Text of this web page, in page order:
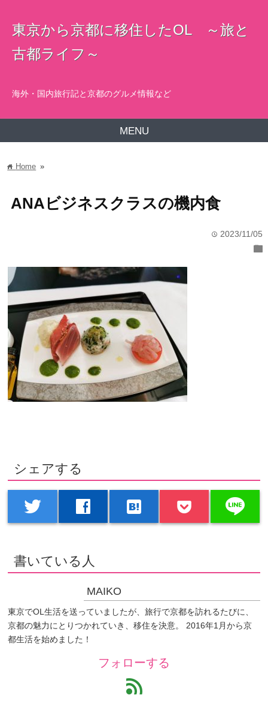
東京から京都に移住したOL ～旅と
古都ライフ～
海外・国内旅行記と京都のグルメ情報など
MENU
home Home »
ANAビジネスクラスの機内食
time 2023/11/05
folder
シェアする
twitter facebook hatenabookmark line
書いている人
MAIKO
東京でOL生活を送っていましたが、旅行で京都を訪れるたびに、
京都の魅力にとりつかれていき、移住を決意。 2016年1月から京
都生活を始めました！
フォローする
feed